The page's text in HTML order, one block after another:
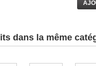
dans la même